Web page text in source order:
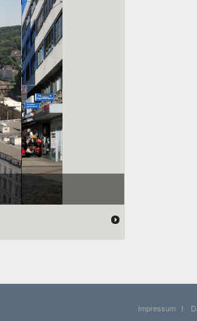
Impressum I